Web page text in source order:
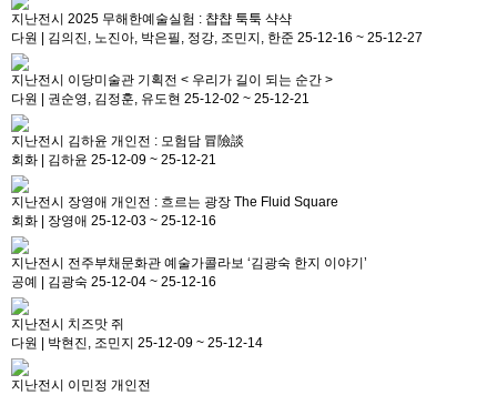
지난전시 2025 무해한예술실험 : 챱챱 툭툭 샥샥
다원
김의진, 노진아, 박은필, 정강, 조민지, 한준 25-12-16 ~ 25-12-27
지난전시
이당미술관 기획전 < 우리가 길이 되는 순간 >
다원
권순영, 김정훈, 유도현 25-12-02 ~ 25-12-21
지난전시
김하윤 개인전 : 모험담 冒險談
회화
김하윤 25-12-09 ~ 25-12-21
지난전시
장영애 개인전 : 흐르는 광장 The Fluid Square
회화
장영애 25-12-03 ~ 25-12-16
지난전시
전주부채문화관 예술가콜라보 ‘김광숙 한지 이야기’
공예
김광숙 25-12-04 ~ 25-12-16
지난전시
치즈맛 쥐
다원
박현진, 조민지 25-12-09 ~ 25-12-14
지난전시
이민정 개인전